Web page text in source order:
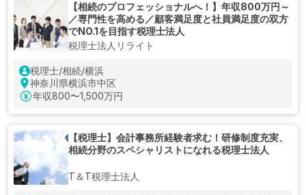
【相続のプロフェッショナルへ！】年収800万円～
／専門性を高める／顧客満足度と社員満足度の双方
でNO.1を目指す税理士法人
税理士法人リライト
税理士/相続/横浜
神奈川県横浜市中区
年収800〜1,500万円
【税理士】会計事務所経験者求む！研修制度充実、
相続分野のスペシャリストになれる税理士法人
T＆T税理士法人